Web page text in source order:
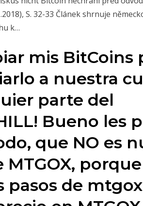
S. 32-33 Článek shrnuje
k…
mis BitCoins
a nuestra
parte del
Bueno les
que NO es
pasos de